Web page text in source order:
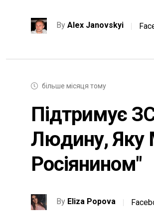
By Alex Janovskyi
більше місяця тому
Підтримує
Людину,
Росіянином"
By Eliza Popova